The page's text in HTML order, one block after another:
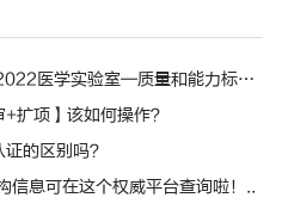
医学实验室—质量和能力标准..
扩项】该如何操作？
的区别吗？
信息可在这个权威平台查询啦！..